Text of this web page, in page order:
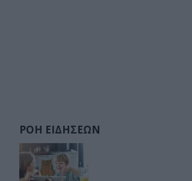
ΡΟΗ ΕΙΔΗΣΕΩΝ